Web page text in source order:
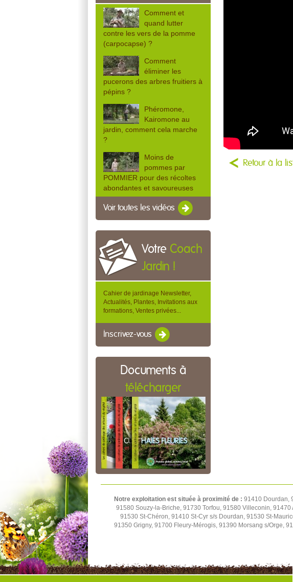
Comment et
quand lutter
contre les vers de la pomme
(carpocapse) ?
Comment
éliminer les
pucerons des arbres fruitiers à
pépins ?
Phéromone,
Kairomone au
jardin, comment cela marche
?
Moins de
pommes par
POMMIER pour des récoltes
abondantes et savoureuses
Voir toutes les vidéos
Votre Coach
Jardin !
Cahier de jardinage Newsletter,
Actualités, Plantes, Invitations aux
formations, Ventes privées...
Inscrivez-vous
Documents à
télécharger
Retour à la
Notre exploitation est située à proximité de : 91410 Dourdan,
91580 Souzy-la-Briche, 91730 Torfou, 91580 Villeconin,
91530 St-Chéron, 91410 St-Cyr s/s Dourdan, 91530 St-
91350 Grigny, 91700 Fleury-Mérogis, 91390 Morsang s/Orge,